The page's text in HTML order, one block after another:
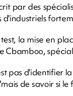
par des
la mise en
Cbamboo,
pas d'identifier
de savoir si